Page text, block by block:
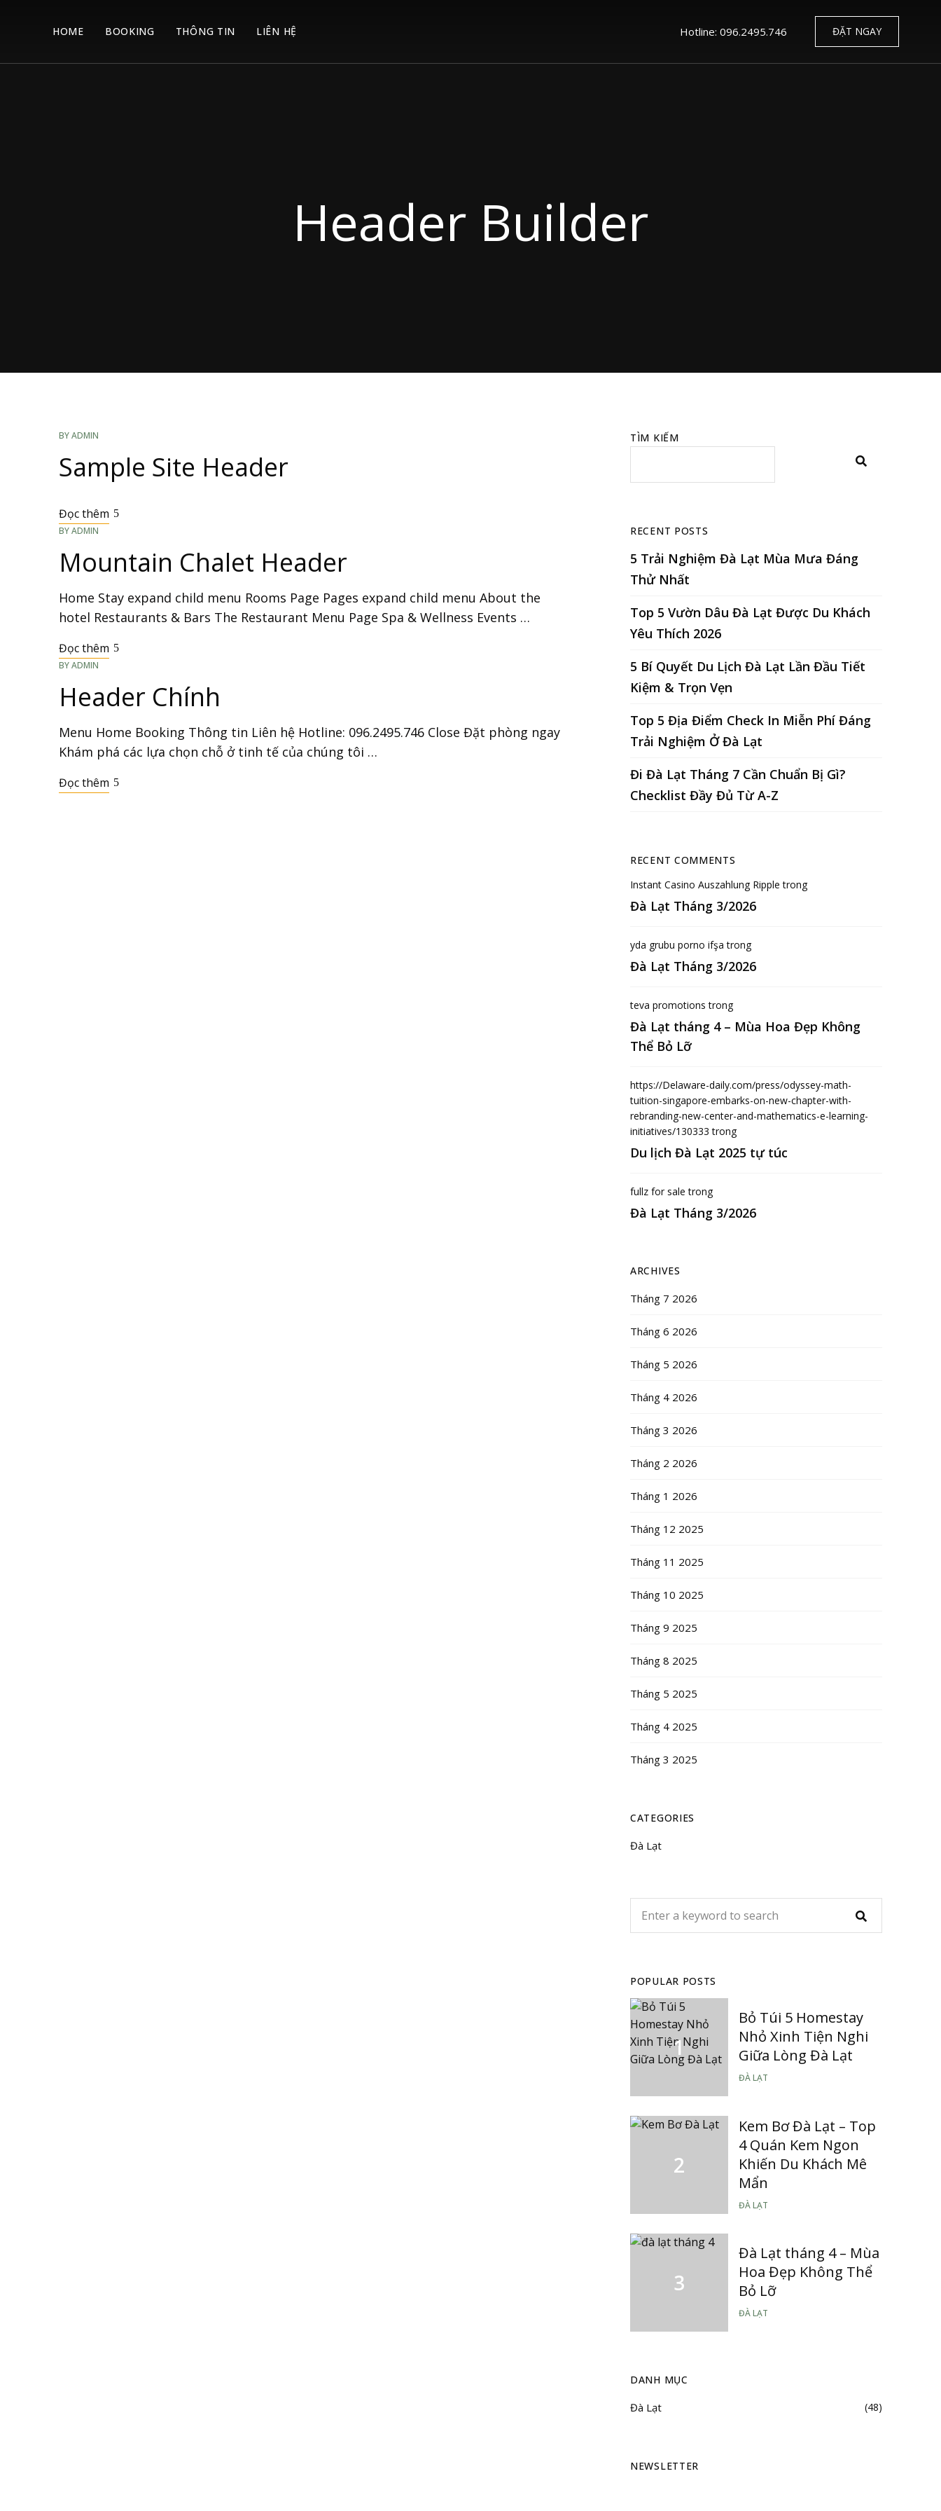
HOME BOOKING THÔNG TIN LIÊN HỆ Hotline: 096.2495.746 ĐẶT NGAY
Header Builder
BYADMIN
Sample Site Header
Đọc thêm
BYADMIN
Mountain Chalet Header
Home Stay expand child menu Rooms Page Pages expand child menu About the
hotel Restaurants & Bars The Restaurant Menu Page Spa & Wellness Events …
Đọc thêm
BYADMIN
Header Chính
Menu Home Booking Thông tin Liên hệ Hotline: 096.2495.746 Close Đặt phòng ngay
Khám phá các lựa chọn chỗ ở tinh tế của chúng tôi …
Đọc thêm
TÌM KIẾM
RECENT POSTS
5 Trải Nghiệm Đà Lạt Mùa Mưa Đáng
Thử Nhất
Top 5 Vườn Dâu Đà Lạt Được Du Khách
Yêu Thích 2026
5 Bí Quyết Du Lịch Đà Lạt Lần Đầu Tiết
Kiệm & Trọn Vẹn
Top 5 Địa Điểm Check In Miễn Phí Đáng
Trải Nghiệm Ở Đà Lạt
Đi Đà Lạt Tháng 7 Cần Chuẩn Bị Gì?
Checklist Đầy Đủ Từ A-Z
RECENT COMMENTS
Instant Casino Auszahlung Ripple trong
Đà Lạt Tháng 3/2026
yda grubu porno ifşa trong
Đà Lạt Tháng 3/2026
teva promotions trong
Đà Lạt tháng 4 – Mùa Hoa Đẹp Không
Thể Bỏ Lỡ
https://Delaware-daily.com/press/odyssey-math-
tuition-singapore-embarks-on-new-chapter-with-
rebranding-new-center-and-mathematics-e-learning-
initiatives/130333 trong
Du lịch Đà Lạt 2025 tự túc
fullz for sale trong
Đà Lạt Tháng 3/2026
ARCHIVES
Tháng 7 2026
Tháng 6 2026
Tháng 5 2026
Tháng 4 2026
Tháng 3 2026
Tháng 2 2026
Tháng 1 2026
Tháng 12 2025
Tháng 11 2025
Tháng 10 2025
Tháng 9 2025
Tháng 8 2025
Tháng 5 2025
Tháng 4 2025
Tháng 3 2025
CATEGORIES
Đà Lạt
POPULAR POSTS
Bỏ Túi 5 Homestay
Nhỏ Xinh Tiện Nghi
Giữa Lòng Đà Lạt
ĐÀ LẠT
Kem Bơ Đà Lạt – Top
4 Quán Kem Ngon
Khiến Du Khách Mê
Mẩn
ĐÀ LẠT
Đà Lạt tháng 4 – Mùa
Hoa Đẹp Không Thể
Bỏ Lỡ
ĐÀ LẠT
DANH MỤC
Đà Lạt (48)
NEWSLETTER